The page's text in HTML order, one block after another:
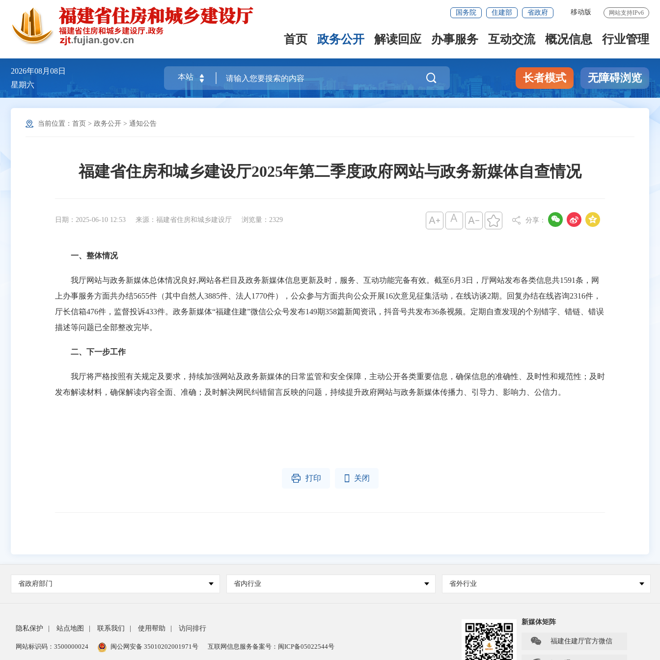
网站支持IPv6
移动版
国务院 住建部 省政府
首页 政务公开 解读回应 办事服务 互动交流 概况信息 行业管理
2026年08月08日
星期六
 长者模式 无障碍浏览
当前位置： 首页 > 政务公开 > 通知公告
福建省住房和城乡建设厅2025年第二季度政府网站与政务新媒体自查情况
日期：2025-06-10 12:53 来源：福建省住房和城乡建设厅 浏览量： 2329     分享：   
一、整体情况
我厅网站与政务新媒体总体情况良好,网站各栏目及政务新媒体信息更新及时，服务、互动功能完备有效。截至6月3日，厅网站发布各类信息共1591条，网
上办事服务方面共办结5655件（其中自然人3885件、法人1770件），公众参与方面共向公众开展16次意见征集活动，在线访谈2期。回复办结在线咨询2316件，
厅长信箱476件，监督投诉433件。政务新媒体“福建住建”微信公众号发布149期358篇新闻资讯，抖音号共发布36条视频。定期自查发现的个别错字、错链、错误
描述等问题已全部整改完毕。
二、下一步工作
我厅将严格按照有关规定及要求，持续加强网站及政务新媒体的日常监管和安全保障，主动公开各类重要信息，确保信息的准确性、及时性和规范性；及时
发布解读材料，确保解读内容全面、准确；及时解决网民纠错留言反映的问题，持续提升政府网站与政务新媒体传播力、引导力、影响力、公信力。
 打印  关闭
省政府部门 省内行业 省外行业
隐私保护 站点地图 联系我们 使用帮助 访问排行
网站标识码：3500000024 闽公网安备 35010202001971号 互联网信息服务备案号：闽ICP备05022544号
新媒体矩阵
 福建住建厅官方微信